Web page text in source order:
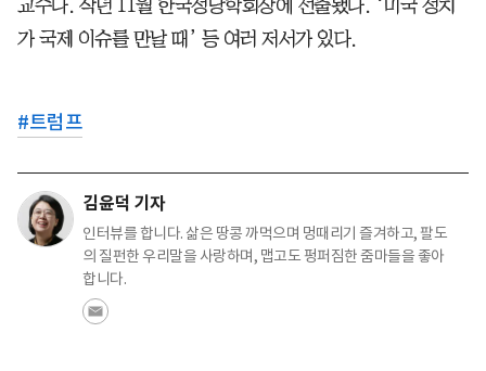
교수다. 작년 11월 한국정당학회장에 선출됐다. ‘미국 정치
가 국제 이슈를 만날 때’ 등 여러 저서가 있다.
#트럼프
김윤덕 기자
인터뷰를 합니다. 삶은 땅콩 까먹으며 멍때리기 즐겨하고, 팔도
의 질펀한 우리말을 사랑하며, 맵고도 펑퍼짐한 줌마들을 좋아
합니다.